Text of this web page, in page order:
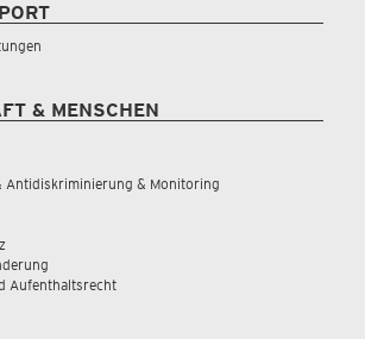
& MENSCHEN
Antidiskriminierung & Monitoring
Aufenthaltsrecht